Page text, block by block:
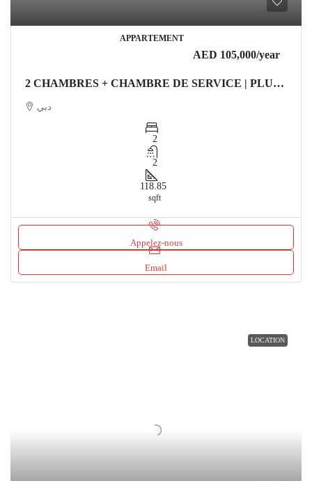
APPARTEMENT
AED 105,000/year
2 CHAMBRES + CHAMBRE DE SERVICE | PLUS GRAND AGENCEMENT | VUE DÉGAGÉE Appartement دبي
دبي
2
2
118.85
sqft
Appelez-nous
Email
LOCATION